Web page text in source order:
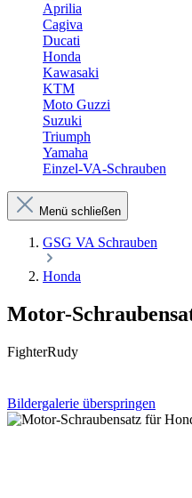
Aprilia
Cagiva
Ducati
Honda
Kawasaki
KTM
Moto Guzzi
Suzuki
Triumph
Yamaha
Einzel-VA-Schrauben
Menü schließen
GSG VA Schrauben
Honda
Motor-
FighterRudy
Bildergalerie überspringen